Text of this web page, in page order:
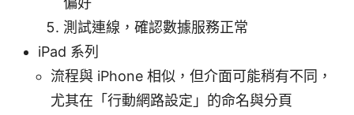
測試連線，確認數據服務正常
iPad 系列
流程與 iPhone 相似，但介面可能稍有不同，
尤其在「行動網路設定」的命名與分頁